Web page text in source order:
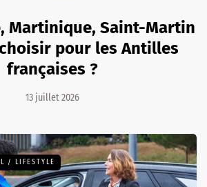
Martinique, Saint-Martin
pour les Antilles
françaises ?
13 juillet 2026
/ LIFESTYLE